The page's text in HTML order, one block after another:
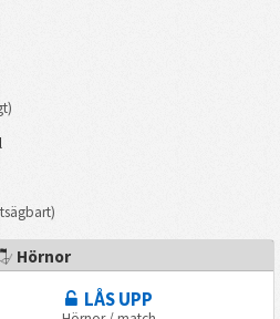
Hörnor
LÅS UPP